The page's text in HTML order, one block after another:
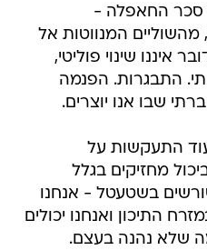
סכר החאפלה -
המנווטות אל
איננו שינוי פוליטי,
התבגרות. הפנמה
שבו אנו יוצרים.
התעקשות על
מחזיקים בגלל
בשטעטל - אנחנו
התיכון ואנחנו יכולים
שלא נהנה בעצם.